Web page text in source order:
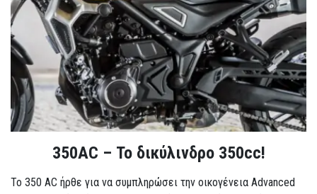
350AC – Το δικύλινδρο 350cc!
To 350 AC ήρθε για να συμπληρώσει την οικογένεια Advanced